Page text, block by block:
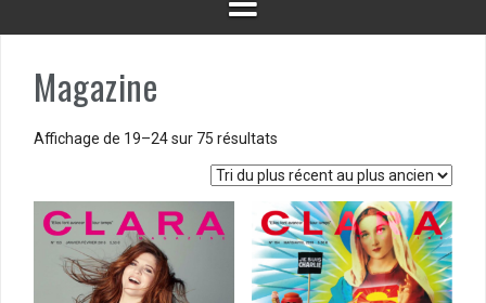
Magazine
Affichage de 19–24 sur 75 résultats
plus
récent
au
plus
ancien